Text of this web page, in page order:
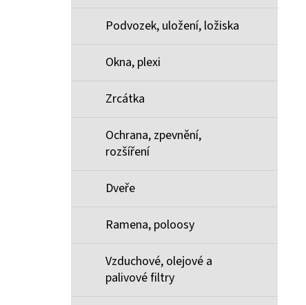
Podvozek, uložení, ložiska
Okna, plexi
Zrcátka
Ochrana, zpevnění,
rozšíření
Dveře
Ramena, poloosy
Vzduchové, olejové a
palivové filtry